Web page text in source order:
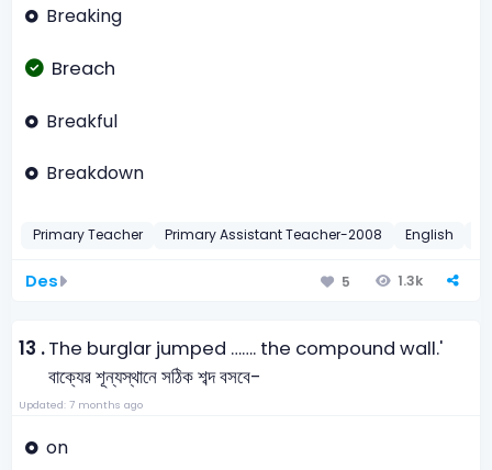
Breaking
Breach
Breakful
Breakdown
Primary Teacher Primary Assistant Teacher-2008 English
Des 5 1.3k
13 .The burglar jumped ……. the compound wall.'
বাক্যের শূন্যস্থানে সঠিক শব্দ বসবে-
Updated: 7 months ago
on